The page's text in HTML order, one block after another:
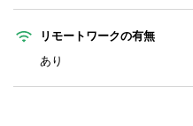
リモートワークの有無
あり